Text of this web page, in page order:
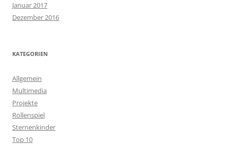
Januar 2017
Dezember 2016
KATEGORIEN
Allgemein
Multimedia
Projekte
Rollenspiel
Sternenkinder
Top 10